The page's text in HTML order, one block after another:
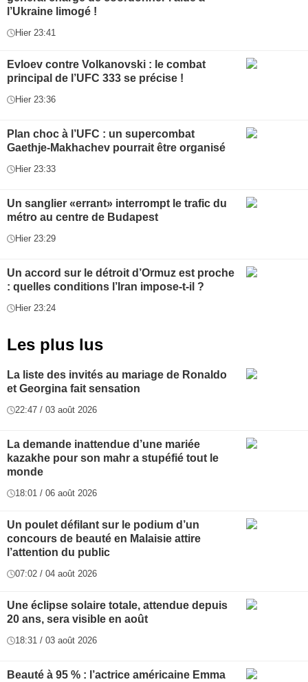
l’Ukraine limogé !
Hier 23:41
Evloev contre Volkanovski : le combat
principal de l’UFC 333 se précise !
Hier 23:36
Plan choc à l’UFC : un supercombat
Gaethje-Makhachev pourrait être organisé
Hier 23:33
Un sanglier «errant» interrompt le trafic du
métro au centre de Budapest
Hier 23:29
Un accord sur le détroit d’Ormuz est proche
: quelles conditions l’Iran impose-t-il ?
Hier 23:24
Les plus lus
La liste des invités au mariage de Ronaldo
et Georgina fait sensation
22:47 / 03 août 2026
La demande inattendue d’une mariée
kazakhe pour son mahr a stupéfié tout le
monde
18:01 / 06 août 2026
Un poulet défilant sur le podium d’un
concours de beauté en Malaisie attire
l’attention du public
07:02 / 04 août 2026
Une éclipse solaire totale, attendue depuis
20 ans, sera visible en août
18:31 / 03 août 2026
Beauté à 95 % : l’actrice américaine Emma